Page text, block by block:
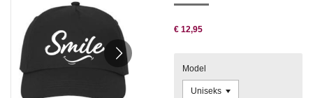
€ 12,95
Model